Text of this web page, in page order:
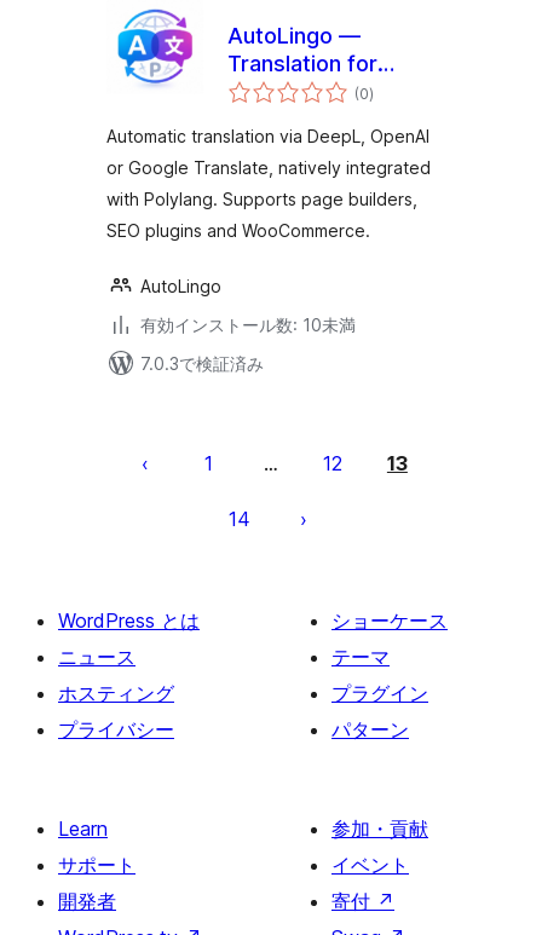
AutoLingo —
Translation for
Polylang
(0個
の
価
)
Automatic translation via DeepL, OpenAI
or Google Translate, natively integrated
with Polylang. Supports page builders,
SEO plugins and WooCommerce.
AutoLingo
有効インストール数: 10未満
7.0.3で検証済み
送
り
1 … 12 13
14
WordPress とは
ニュース
ホスティング
プライバシー
ショーケース
テーマ
プラグイン
パターン
Learn
サポート
開発者
参加・貢献
イベント
寄付 ↗